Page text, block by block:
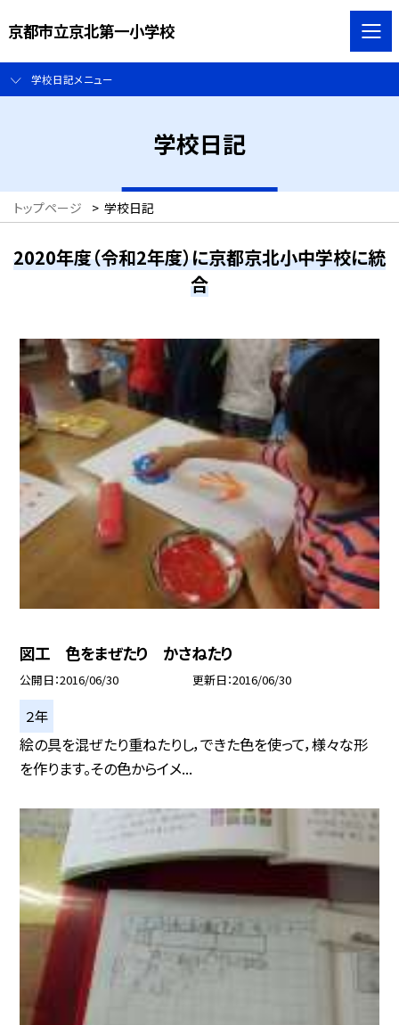
京都市立京北第一小学校
学校日記メニュー
学校日記
トップページ > 学校日記
2020年度（令和2年度）に京都京北小中学校に統
合
図工 色をまぜたり かさねたり
公開日 2016/06/30 更新日 2016/06/30
２年
絵の具を混ぜたり重ねたりし，できた色を使って，様々な形
を作ります。その色からイメ...